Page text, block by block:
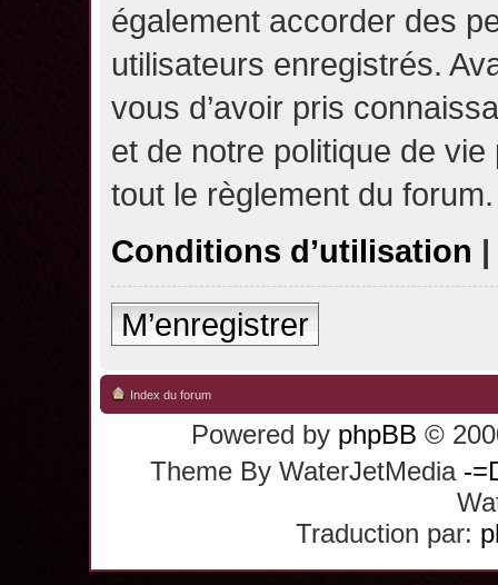
également accorder des
utilisateurs enregistrés.
vous d’avoir pris
et de notre politique de
tout le règlement du forum.
Conditions d’utilisation |
M’enregistrer
Index du forum
Powered by phpBB ©
Theme By WaterJetMedia -
Traduction par: